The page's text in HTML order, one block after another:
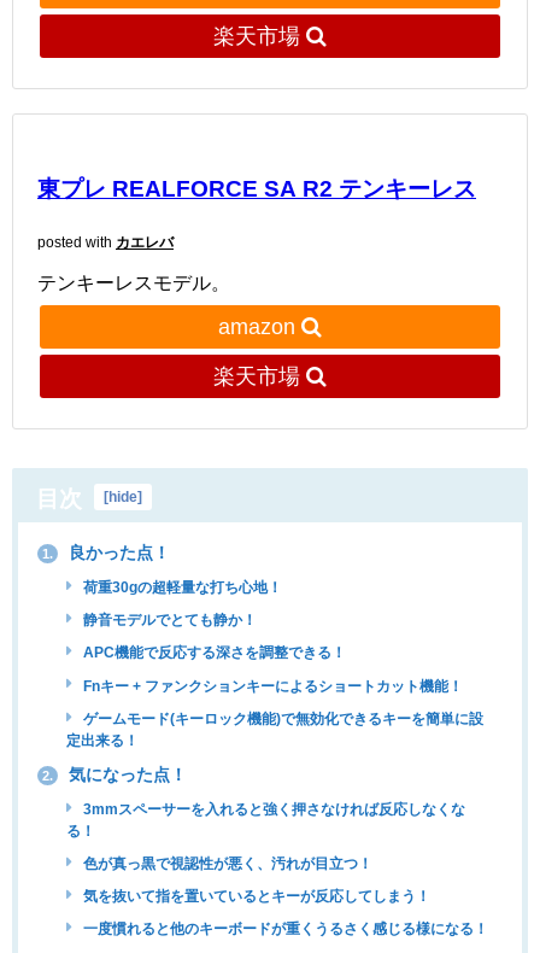
楽天市場
東プレ REALFORCE SA R2 テンキーレス
posted with カエレバ
テンキーレスモデル。
amazon
楽天市場
目次 [hide]
1. 良かった点！
荷重30gの超軽量な打ち心地！
静音モデルでとても静か！
APC機能で反応する深さを調整できる！
Fnキー + ファンクションキーによるショートカット機能！
ゲームモード(キーロック機能)で無効化できるキーを簡単に設
定出来る！
2. 気になった点！
3mmスペーサーを入れると強く押さなければ反応しなくな
る！
色が真っ黒で視認性が悪く、汚れが目立つ！
気を抜いて指を置いているとキーが反応してしまう！
一度慣れると他のキーボードが重くうるさく感じる様になる！